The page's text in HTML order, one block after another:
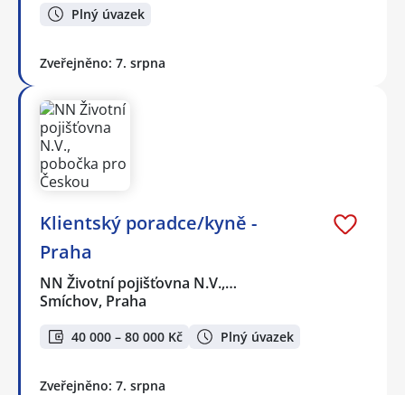
Plný úvazek
Zveřejněno: 7. srpna
Klientský poradce/kyně -
Praha
NN Životní pojišťovna N.V.,…
Smíchov, Praha
40 000 – 80 000 Kč Plný úvazek
Zveřejněno: 7. srpna